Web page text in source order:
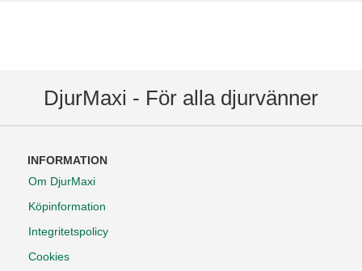
DjurMaxi - För alla djurvänner
INFORMATION
Om DjurMaxi
Köpinformation
Integritetspolicy
Cookies